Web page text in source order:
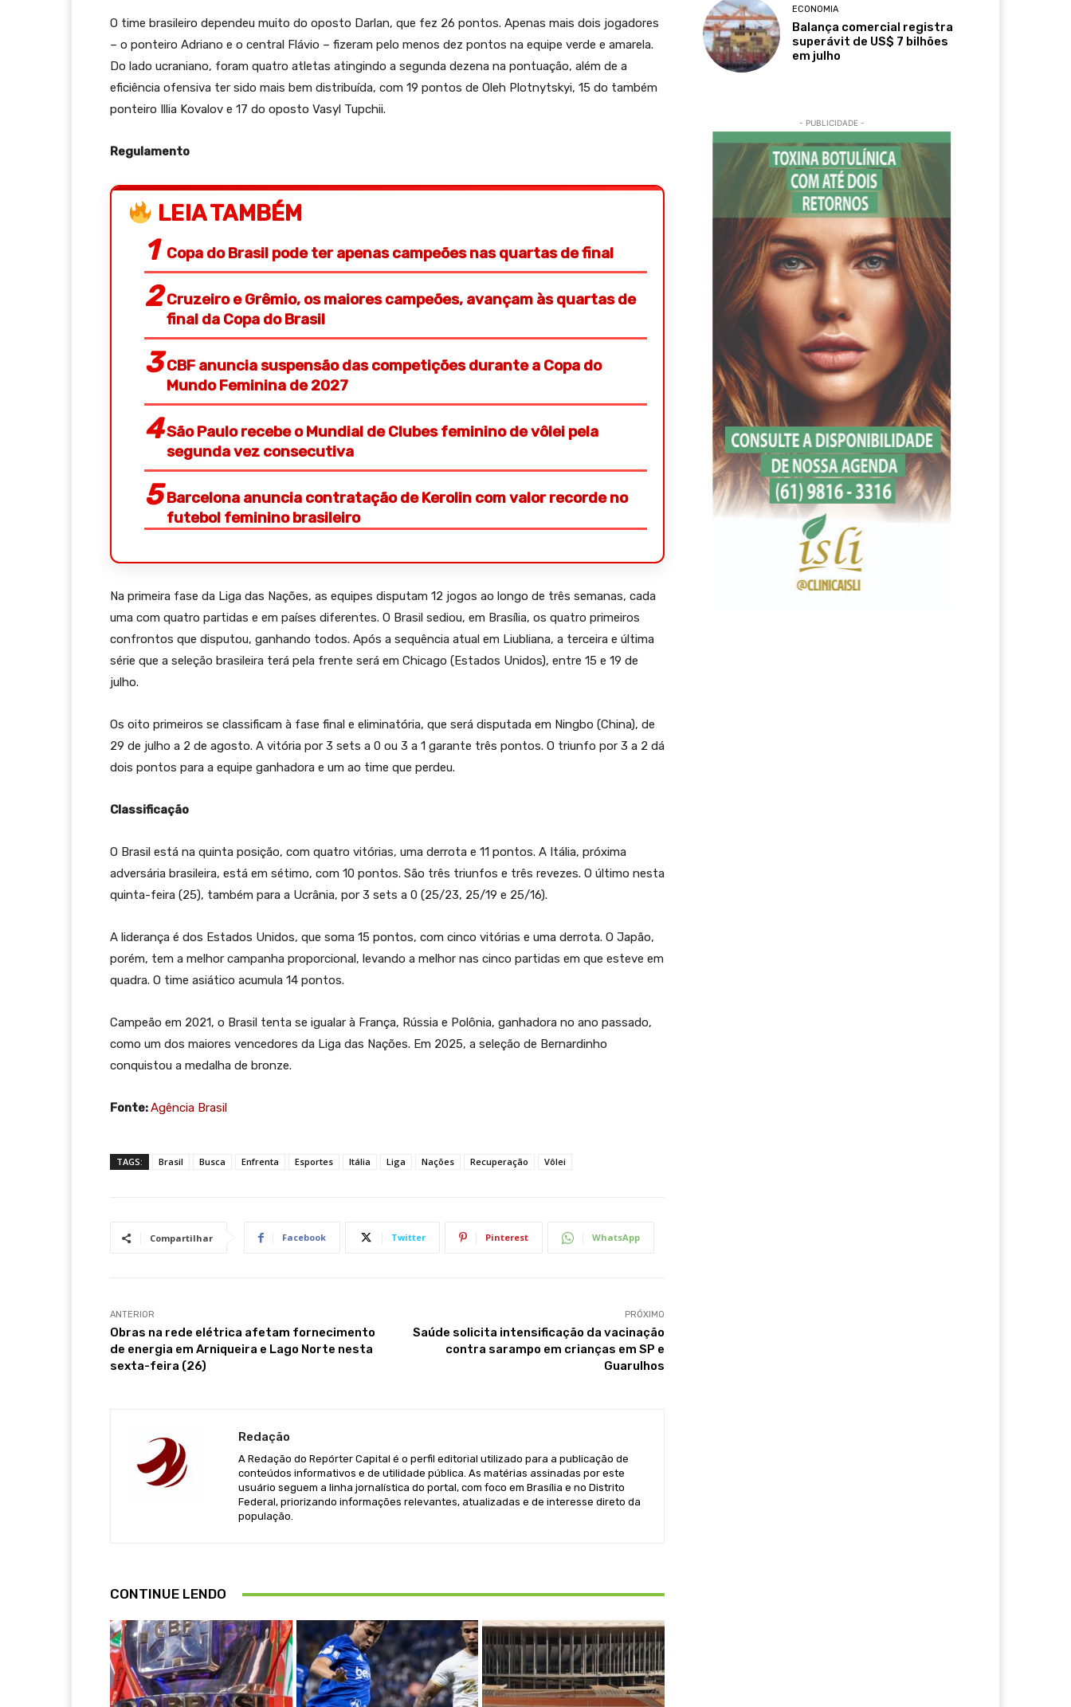
O time brasileiro dependeu muito do oposto Darlan, que fez 26 pontos. Apenas mais dois jogadores
– o ponteiro Adriano e o central Flávio – fizeram pelo menos dez pontos na equipe verde e amarela.
Do lado ucraniano, foram quatro atletas atingindo a segunda dezena na pontuação, além de a
eficiência ofensiva ter sido mais bem distribuída, com 19 pontos de Oleh Plotnytskyi, 15 do também
ponteiro Illia Kovalov e 17 do oposto Vasyl Tupchii.
Regulamento
LEIA TAMBÉM
Copa do Brasil pode ter apenas campeões nas quartas de final
Cruzeiro e Grêmio, os maiores campeões, avançam às quartas de
final da Copa do Brasil
CBF anuncia suspensão das competições durante a Copa do
Mundo Feminina de 2027
São Paulo recebe o Mundial de Clubes feminino de vôlei pela
segunda vez consecutiva
Barcelona anuncia contratação de Kerolin com valor recorde no
futebol feminino brasileiro
Na primeira fase da Liga das Nações, as equipes disputam 12 jogos ao longo de três semanas, cada
uma com quatro partidas e em países diferentes. O Brasil sediou, em Brasília, os quatro primeiros
confrontos que disputou, ganhando todos. Após a sequência atual em Liubliana, a terceira e última
série que a seleção brasileira terá pela frente será em Chicago (Estados Unidos), entre 15 e 19 de
julho.
Os oito primeiros se classificam à fase final e eliminatória, que será disputada em Ningbo (China), de
29 de julho a 2 de agosto. A vitória por 3 sets a 0 ou 3 a 1 garante três pontos. O triunfo por 3 a 2 dá
dois pontos para a equipe ganhadora e um ao time que perdeu.
Classificação
O Brasil está na quinta posição, com quatro vitórias, uma derrota e 11 pontos. A Itália, próxima
adversária brasileira, está em sétimo, com 10 pontos. São três triunfos e três revezes. O último nesta
quinta-feira (25), também para a Ucrânia, por 3 sets a 0 (25/23, 25/19 e 25/16).
A liderança é dos Estados Unidos, que soma 15 pontos, com cinco vitórias e uma derrota. O Japão,
porém, tem a melhor campanha proporcional, levando a melhor nas cinco partidas em que esteve em
quadra. O time asiático acumula 14 pontos.
Campeão em 2021, o Brasil tenta se igualar à França, Rússia e Polônia, ganhadora no ano passado,
como um dos maiores vencedores da Liga das Nações. Em 2025, a seleção de Bernardinho
conquistou a medalha de bronze.
Fonte:Agência Brasil
TAGS: Brasil Busca Enfrenta Esportes Itália Liga Nações Recuperação Vôlei
Compartilhar Facebook Twitter Pinterest WhatsApp
ANTERIOR
Obras na rede elétrica afetam fornecimento
de energia em Arniqueira e Lago Norte nesta
sexta-feira (26)
PRÓXIMO
Saúde solicita intensificação da vacinação
contra sarampo em crianças em SP e
Guarulhos
Redação
A Redação do Repórter Capital é o perfil editorial utilizado para a publicação de
conteúdos informativos e de utilidade pública. As matérias assinadas por este
usuário seguem a linha jornalística do portal, com foco em Brasília e no Distrito
Federal, priorizando informações relevantes, atualizadas e de interesse direto da
população.
CONTINUE LENDO
ECONOMIA
Balança comercial registra
superávit de US$ 7 bilhões
em julho
- PUBLICIDADE -